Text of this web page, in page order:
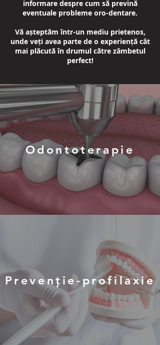
informare despre cum să prevină
eventuale probleme oro-dentare.
Vă așteptăm într-un mediu prietenos,
unde veți avea parte de o experiență cât
mai plăcută în drumul către zâmbetul
perfect!
Odontoterapie
Prevenție-profilaxie